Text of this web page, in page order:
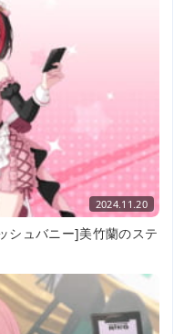
2024.11.20
シュバニー]美竹蘭のステ